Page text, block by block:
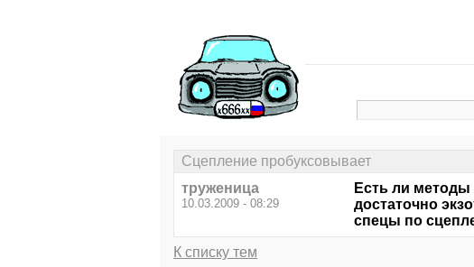
Сцепление пробуксовывает
труженица
10.03.2009 - 08:29
Есть ли методы
достаточно
спецы по
К списку тем